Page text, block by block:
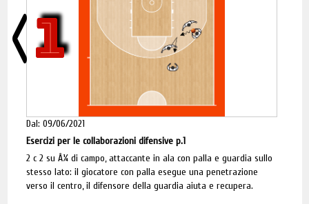
1
Dal: 09/06/2021
Esercizi per le collaborazioni difensive p.1
2 c 2 su Â¼ di campo, attaccante in ala con palla e guardia sullo
stesso lato: il giocatore con palla esegue una penetrazione
verso il centro, il difensore della guardia aiuta e recupera.